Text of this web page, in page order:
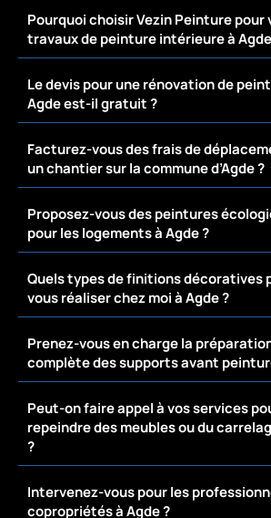
Pourquoi choisir Vezin Peinture pour
travaux de peinture intérieure à
Le devis pour une rénovation de
Agde est-il gratuit ?
Facturez-vous des frais de
un chantier sur la commune d’Agde ?
Proposez-vous des peintures
pour les logements à Agde ?
Quels types de finitions décoratives
vous réaliser chez moi à Agde ?
Prenez-vous en charge la
complète des supports avant
Peut-on faire appel à vos services
repeindre des meubles ou du
?
Intervenez-vous pour les
copropriétés à Agde ?